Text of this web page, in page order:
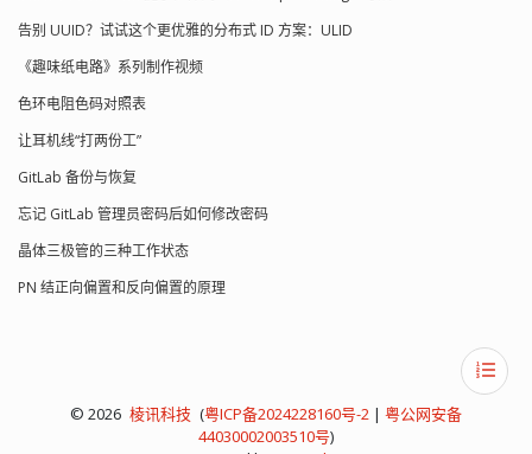
告别 UUID？试试这个更优雅的分布式 ID 方案：ULID
《趣味纸电路》系列制作视频
色环电阻色码对照表
让耳机线“打两份工”
GitLab 备份与恢复
忘记 GitLab 管理员密码后如何修改密码
晶体三极管的三种工作状态
PN 结正向偏置和反向偏置的原理
© 2026 棱讯科技 (粤ICP备2024228160号-2 | 粤公网安备
44030002003510号)